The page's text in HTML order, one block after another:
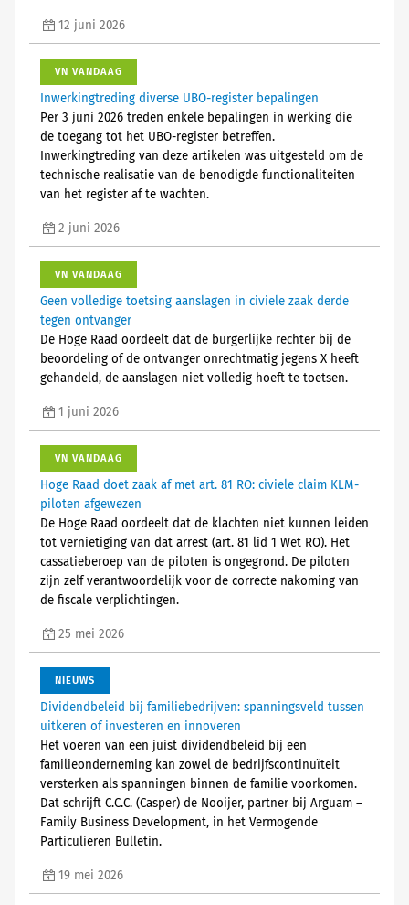
12 juni 2026
VN VANDAAG
Inwerkingtreding diverse UBO-register bepalingen
Per 3 juni 2026 treden enkele bepalingen in werking die
de toegang tot het UBO-register betreffen.
Inwerkingtreding van deze artikelen was uitgesteld om de
technische realisatie van de benodigde functionaliteiten
van het register af te wachten.
2 juni 2026
VN VANDAAG
Geen volledige toetsing aanslagen in civiele zaak derde
tegen ontvanger
De Hoge Raad oordeelt dat de burgerlijke rechter bij de
beoordeling of de ontvanger onrechtmatig jegens X heeft
gehandeld, de aanslagen niet volledig hoeft te toetsen.
1 juni 2026
VN VANDAAG
Hoge Raad doet zaak af met art. 81 RO: civiele claim KLM-
piloten afgewezen
De Hoge Raad oordeelt dat de klachten niet kunnen leiden
tot vernietiging van dat arrest (art. 81 lid 1 Wet RO). Het
cassatieberoep van de piloten is ongegrond. De piloten
zijn zelf verantwoordelijk voor de correcte nakoming van
de fiscale verplichtingen.
25 mei 2026
NIEUWS
Dividendbeleid bij familiebedrijven: spanningsveld tussen
uitkeren of investeren en innoveren
Het voeren van een juist dividendbeleid bij een
familieonderneming kan zowel de bedrijfscontinuïteit
versterken als spanningen binnen de familie voorkomen.
Dat schrijft C.C.C. (Casper) de Nooijer, partner bij Arguam –
Family Business Development, in het Vermogende
Particulieren Bulletin.
19 mei 2026